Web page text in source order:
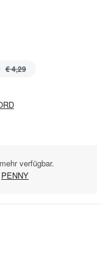
€ 4,29
verfügbar.
PENNY